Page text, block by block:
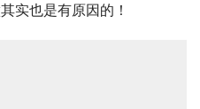
实也是有原因的！